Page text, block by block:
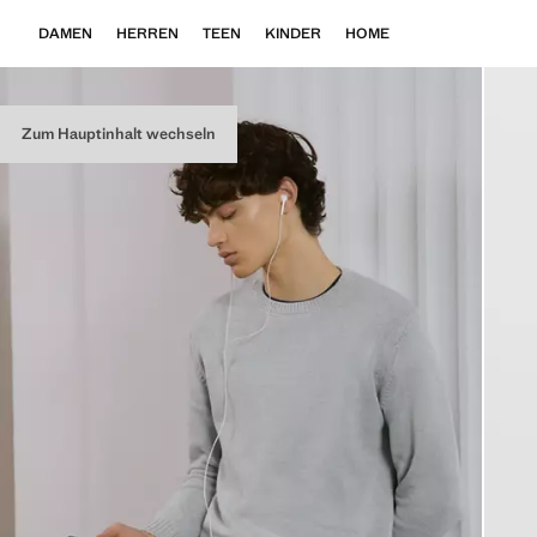
Zum Hauptinhalt wechseln
DAMEN HERREN TEEN KINDER HOME